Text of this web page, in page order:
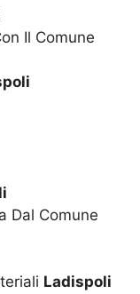
Il Comune
Dal Comune
Ladispoli